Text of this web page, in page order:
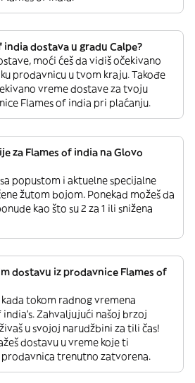
india dostava u gradu Calpe?
moći ćeš da vidiš očekivano
prodavnicu u tvom kraju. Takođe
vreme dostave za tvoju
Flames of india pri plaćanju.
za Flames of india na Glovo
popustom i aktuelne specijalne
žutom bojom. Ponekad možeš da
kao što su 2 za 1 ili snižena
dostavu iz prodavnice Flames of
tokom radnog vremena
Zahvaljujući našoj brzoj
u svojoj narudžbini za tili čas!
dostavu u vreme koje ti
prodavnica trenutno zatvorena.